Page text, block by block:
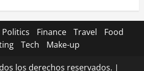
Politics Finance Travel
Food
Tech Make-up
los derechos reservados. |